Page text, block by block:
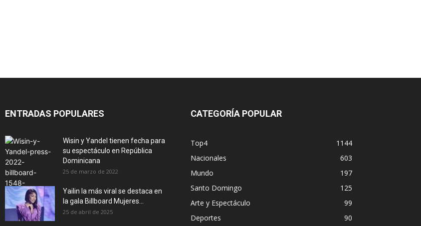
ENTRADAS POPULARES
Wisin y Yandel tienen fecha para
su espectáculo en República
Dominicana
25 de marzo de 2022
Yailin la más viral se destaca en
la gala Billboard Mujeres...
25 de abril de 2025
CATEGORÍA POPULAR
Top4
1144
Nacionales
603
Mundo
197
Santo Domingo
125
Arte y Espectáculo
99
Deportes
90